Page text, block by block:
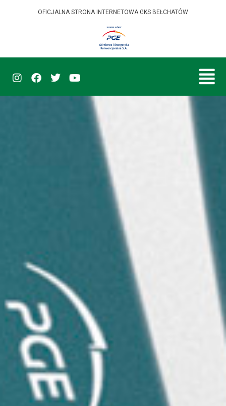
OFICJALNA STRONA INTERNETOWA GKS BEŁCHATÓW